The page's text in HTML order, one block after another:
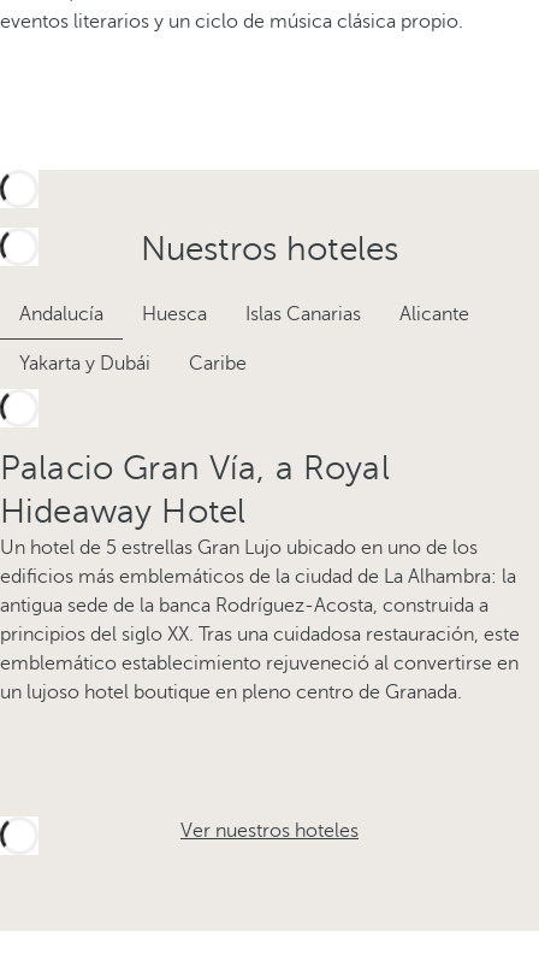
eventos literarios y un ciclo de música clásica propio.
Nuestros hoteles
Andalucía Huesca Islas Canarias Alicante
Yakarta y Dubái Caribe
Palacio Gran Vía, a Royal
Hideaway Hotel
Un hotel de 5 estrellas Gran Lujo ubicado en uno de los
edificios más emblemáticos de la ciudad de La Alhambra: la
antigua sede de la banca Rodríguez-Acosta, construida a
principios del siglo XX. Tras una cuidadosa restauración, este
emblemático establecimiento rejuveneció al convertirse en
un lujoso hotel boutique en pleno centro de Granada.
Ver nuestros hoteles